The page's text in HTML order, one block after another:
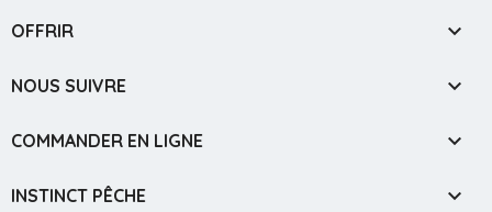
OFFRIR 
NOUS SUIVRE 
COMMANDER EN LIGNE 
INSTINCT PÊCHE 